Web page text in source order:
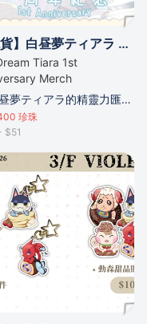
【現貨】白昼夢ティアラ 一周年紀念套裝
Tiara 1st
Merch
白昼夢ティアラ的精靈力匯聚點
珍珠
$51